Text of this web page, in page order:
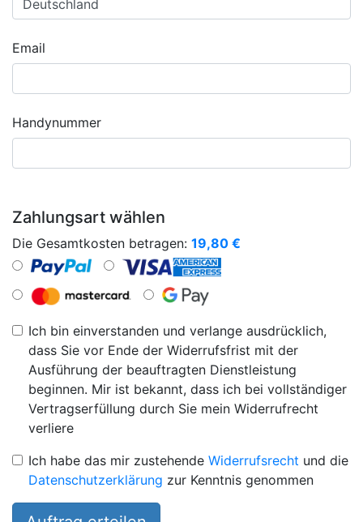
Email
Handynummer
Zahlungsart wählen
Die Gesamtkosten betragen: 19,80 €
Ich bin einverstanden und verlange ausdrücklich,
dass Sie vor Ende der Widerrufsfrist mit der
Ausführung der beauftragten Dienstleistung
beginnen. Mir ist bekannt, dass ich bei vollständiger
Vertragserfüllung durch Sie mein Widerrufrecht
verliere
Ich habe das mir zustehende Widerrufsrecht und die
Datenschutzerklärung zur Kenntnis genommen